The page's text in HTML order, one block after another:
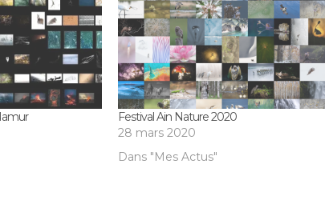
Festival Ain Nature 2020
28 mars 2020
Dans "Mes Actus"